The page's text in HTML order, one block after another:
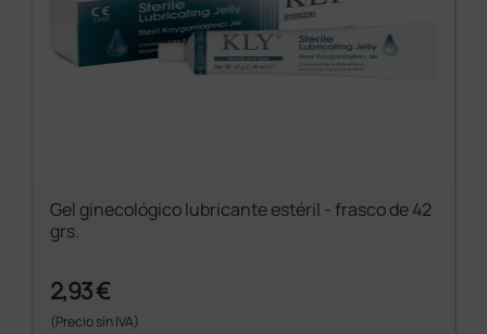
Gel ginecológico lubricante estéril - frasco de 42
grs.
2,93 €
(Precio sin IVA)